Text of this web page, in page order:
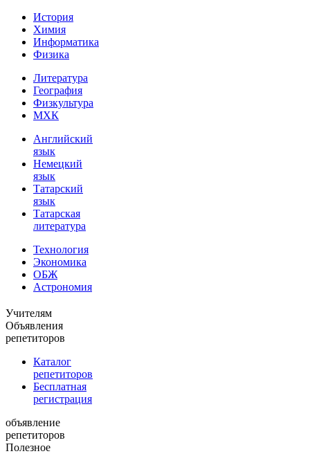
История
Химия
Информатика
Физика
Литература
География
Физкультура
МХК
Английский
язык
Немецкий
язык
Татарский
язык
Татарская
литература
Технология
Экономика
ОБЖ
Астрономия
Учителям
Объявления
репетиторов
Каталог
репетиторов
Бесплатная
регистрация
объявление
репетиторов
Полезное